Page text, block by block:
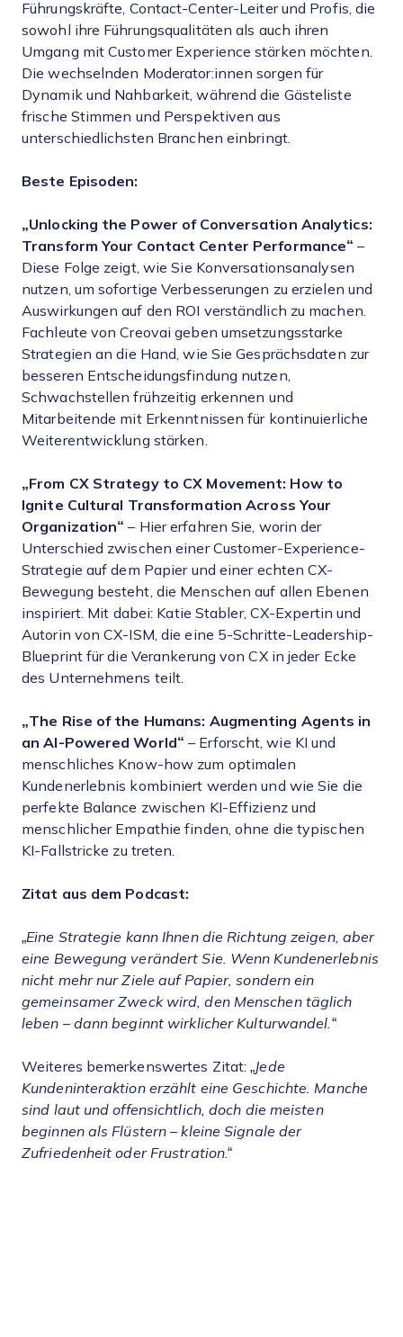
Führungskräfte, Contact-Center-Leiter und Profis, die
sowohl ihre Führungsqualitäten als auch ihren
Umgang mit Customer Experience stärken möchten.
Die wechselnden Moderator:innen sorgen für
Dynamik und Nahbarkeit, während die Gästeliste
frische Stimmen und Perspektiven aus
unterschiedlichsten Branchen einbringt.
Beste Episoden:
„Unlocking the Power of Conversation Analytics:
Transform Your Contact Center Performance“ –
Diese Folge zeigt, wie Sie Konversationsanalysen
nutzen, um sofortige Verbesserungen zu erzielen und
Auswirkungen auf den ROI verständlich zu machen.
Fachleute von Creovai geben umsetzungsstarke
Strategien an die Hand, wie Sie Gesprächsdaten zur
besseren Entscheidungsfindung nutzen,
Schwachstellen frühzeitig erkennen und
Mitarbeitende mit Erkenntnissen für kontinuierliche
Weiterentwicklung stärken.
„From CX Strategy to CX Movement: How to
Ignite Cultural Transformation Across Your
Organization“ – Hier erfahren Sie, worin der
Unterschied zwischen einer Customer-Experience-
Strategie auf dem Papier und einer echten CX-
Bewegung besteht, die Menschen auf allen Ebenen
inspiriert. Mit dabei: Katie Stabler, CX-Expertin und
Autorin von CX-ISM, die eine 5-Schritte-Leadership-
Blueprint für die Verankerung von CX in jeder Ecke
des Unternehmens teilt.
„The Rise of the Humans: Augmenting Agents in
an AI-Powered World“ – Erforscht, wie KI und
menschliches Know-how zum optimalen
Kundenerlebnis kombiniert werden und wie Sie die
perfekte Balance zwischen KI-Effizienz und
menschlicher Empathie finden, ohne die typischen
KI-Fallstricke zu treten.
Zitat aus dem Podcast:
„Eine Strategie kann Ihnen die Richtung zeigen, aber
eine Bewegung verändert Sie. Wenn Kundenerlebnis
nicht mehr nur Ziele auf Papier, sondern ein
gemeinsamer Zweck wird, den Menschen täglich
leben – dann beginnt wirklicher Kulturwandel. “
Weiteres bemerkenswertes Zitat: „Jede
Kundeninteraktion erzählt eine Geschichte. Manche
sind laut und offensichtlich, doch die meisten
beginnen als Flüstern – kleine Signale der
Zufriedenheit oder Frustration.“